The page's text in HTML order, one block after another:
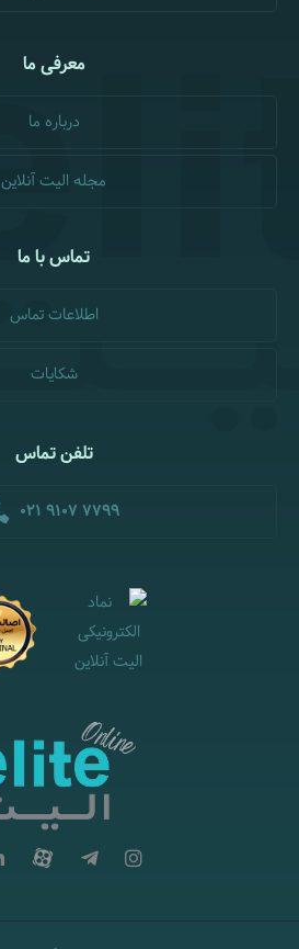
معرفی ما
درباره ما
مجله الیت آنلاین
تماس با ما
اطلاعات تماس
شکایات
تلفن تماس
021 9107 7799